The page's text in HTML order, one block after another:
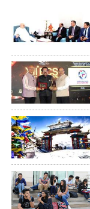
മത്സരത്തിനിടെ
ട്രാക്കിന്
നായകൾ.